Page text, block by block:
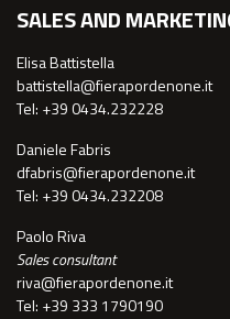
SALES AND
Elisa Battistella
battistella@fierapordenone.it
Tel: +39 0434.232228
Daniele Fabris
dfabris@fierapordenone.it
Tel: +39 0434.232208
Paolo Riva
Sales consultant
riva@fierapordenone.it
Tel: +39 333 1790190